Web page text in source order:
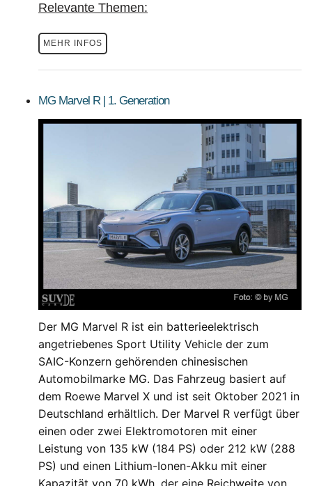
Relevante Themen:
MEHR INFOS
MG Marvel R | 1. Generation
Der MG Marvel R ist ein batterieelektrisch
angetriebenes Sport Utility Vehicle der zum
SAIC-Konzern gehörenden chinesischen
Automobilmarke MG. Das Fahrzeug basiert auf
dem Roewe Marvel X und ist seit Oktober 2021 in
Deutschland erhältlich. Der Marvel R verfügt über
einen oder zwei Elektromotoren mit einer
Leistung von 135 kW (184 PS) oder 212 kW (288
PS) und einen Lithium-Ionen-Akku mit einer